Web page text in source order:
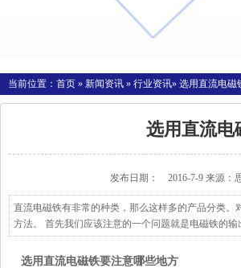
当前位置： 首页 » 新闻资讯 » 行业资讯» 选用直流电磁
选用直流电
发布日期： 2016-7-9 来源：
直流电磁铁有非常的种类，那么这样多的产品分类
方法。 首先我们应该注意的一个问题就是电磁铁的输
选用直流电磁铁要注意哪些地方